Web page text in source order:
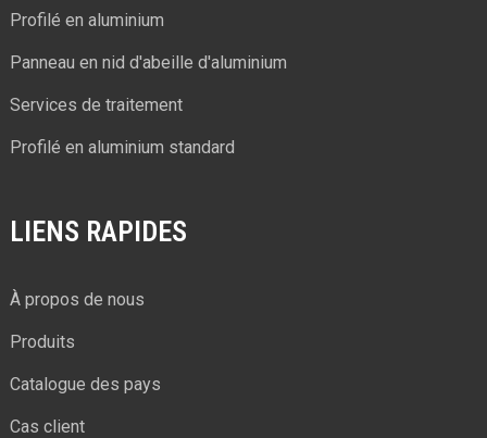
Profilé en aluminium
Panneau en nid d'abeille d'aluminium
Services de traitement
Profilé en aluminium standard
LIENS RAPIDES
À propos de nous
Produits
Catalogue des pays
Cas client